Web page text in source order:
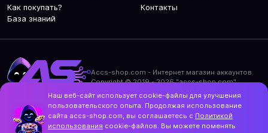
Как покупать?
База знаний
Контакты
Accs-shop.com - Интернет магазин аккаунтов
Copyright © 2019 - 2026 "accs-shop.com"
Политика использования cookie-файлов
Контакты и актуальный адрес сайта
Structo
Наш веб-сайт использует cookie-файлы для улучшения
пользовательского опыта. Продолжая использование
сайта accs-shop.com, вы соглашаетесь с Политикой
использования cookie-файлов. Вы можете поменять